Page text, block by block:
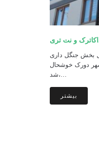
بخش جنگل داری
دورک خوشحال
شد،…
بیشتر